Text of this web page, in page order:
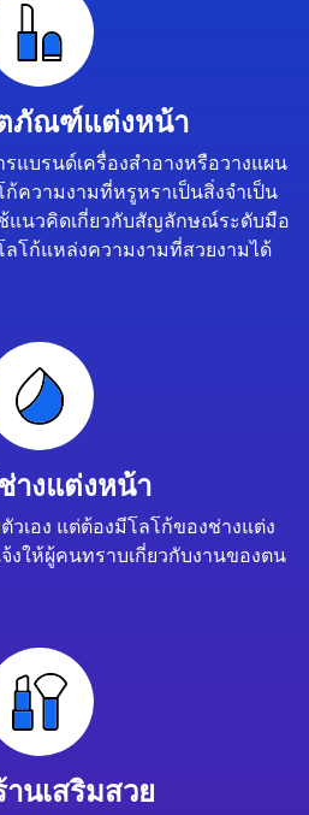
ภัณฑ์แต่งหน้า
แบรนด์เครื่องสำอางหรือวางแผน
ก้ความงามที่หรูหราเป็นสิ่งจำเป็น
นวคิดเกี่ยวกับสัญลักษณ์ระดับมือ
ลโก้แหล่งความงามที่สวยงามได้
างแต่งหน้า
วเอง แต่ต้องมีโลโก้ของช่างแต่ง
งให้ผู้คนทราบเกี่ยวกับงานของตน
นเสริมสวย